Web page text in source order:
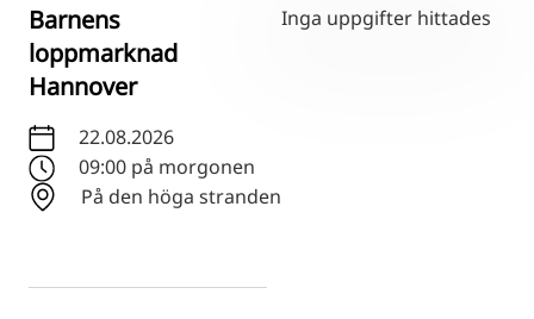
PT
Barnens
loppmarknad
Hannover
22.08.2026
09:00 på morgonen
På den höga stranden
Inga uppgifter hittades